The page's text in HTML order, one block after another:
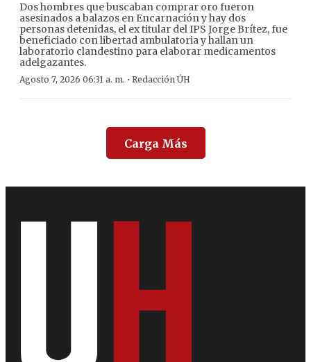
Dos hombres que buscaban comprar oro fueron
asesinados a balazos en Encarnación y hay dos
personas detenidas, el ex titular del IPS Jorge Brítez, fue
beneficiado con libertad ambulatoria y hallan un
laboratorio clandestino para elaborar medicamentos
adelgazantes.
Agosto 7, 2026 06:31 a. m. · Redacción ÚH
Carga Más